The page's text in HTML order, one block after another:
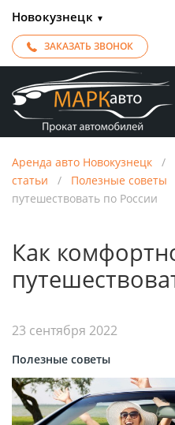
Новокузнецк ▼
ЗАКАЗАТЬ ЗВОНОК
Аренда авто Новокузнецк /
статьи / Полезные советы
путешествовать по России
Как
23 сентября 2022
Полезные советы